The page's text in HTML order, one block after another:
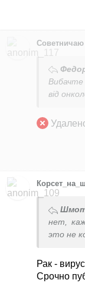
Советничаю
від
нет,
это не
Рак -
Срочно